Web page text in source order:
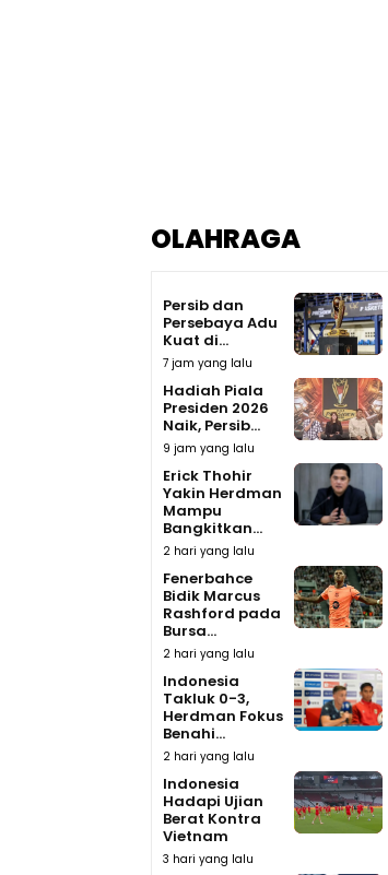
OLAHRAGA
Persib dan
Persebaya Adu
Kuat di...
7 jam yang lalu
Hadiah Piala
Presiden 2026
Naik, Persib...
9 jam yang lalu
Erick Thohir
Yakin Herdman
Mampu
Bangkitkan...
2 hari yang lalu
Fenerbahce
Bidik Marcus
Rashford pada
Bursa...
2 hari yang lalu
Indonesia
Takluk 0-3,
Herdman Fokus
Benahi...
2 hari yang lalu
Indonesia
Hadapi Ujian
Berat Kontra
Vietnam
3 hari yang lalu